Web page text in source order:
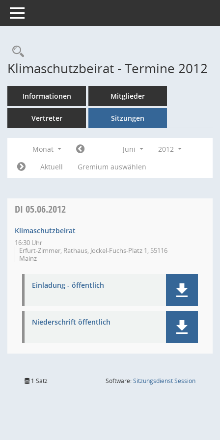
Toggle navigation
Rechercheauswahl
Klimaschutzbeirat - Termine 2012
Informationen Mitglieder
Vertreter Sitzungen
Monat Juni
2012
Aktuell
Gremium auswählen
DI 05.06.2012
Klimaschutzbeirat
16:30 Uhr
Erfurt-Zimmer, Rathaus, Jockel-Fuchs-Platz 1, 55116
Mainz
Einladung - öffentlich
Niederschrift öffentlich
1 Satz Software:SitzungsdienstSession(Wird in